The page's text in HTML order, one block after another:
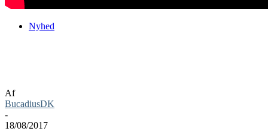
Nyhed
Af
BucadiusDK
-
18/08/2017